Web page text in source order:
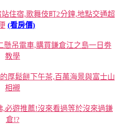
站住宿,歌舞伎町2分鐘,地點交通超
(看房價)
懸吊電車,購買鎌倉江之島一日劵
教學
厚鬆餅下午茶,百萬海景與富士山
相襯
,必遊推薦!沒來看過等於沒來過鎌
倉!?